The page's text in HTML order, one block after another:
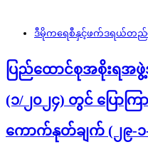
ဒီမိုကရေစီနှင့်ဖက်ဒရယ်တည်ဆ
ပြည်ထောင်စုအစိုးရ
(၁/၂၀၂၄) တွင် ပြောက
ကောက်နုတ်ချက် (၂၉-၁